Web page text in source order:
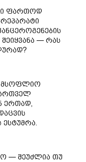
ფართოდ
შეიყვანა — რას
მსოფლიო
ერთად,
ესტუმრა.
— შეუძლია თუ